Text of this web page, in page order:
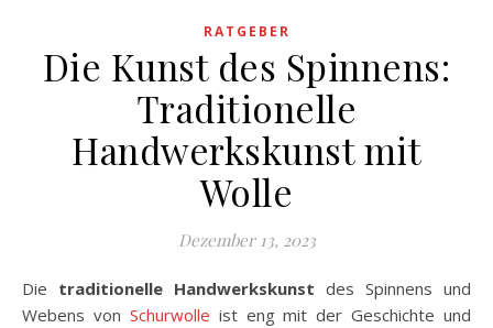
RATGEBER
Die Kunst des Spinnens:
Traditionelle
Handwerkskunst mit
Wolle
Dezember 13, 2023
Die traditionelle Handwerkskunst des Spinnens und
Webens von Schurwolle ist eng mit der Geschichte und